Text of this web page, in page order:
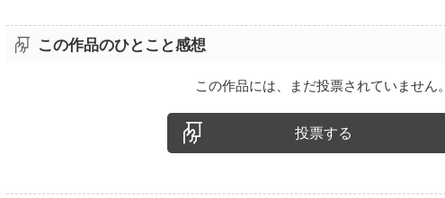
この作品のひとこと感想
この作品には、まだ投票されていません。
投票する